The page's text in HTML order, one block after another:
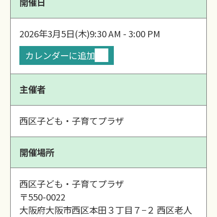
2026年3月5日(木)9:30 AM - 3:00 PM
カレンダーに追加
主催者
西区子ども・子育てプラザ
開催場所
西区子ども・子育てプラザ
〒550-0022
大阪府大阪市西区本田３丁目７−２ 西区老人